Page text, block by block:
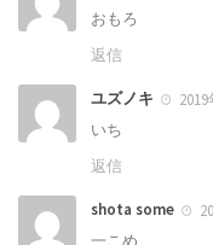
おもろ
返信
ユズノキ
いち
返信
shota some